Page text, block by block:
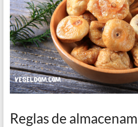
Reglas de